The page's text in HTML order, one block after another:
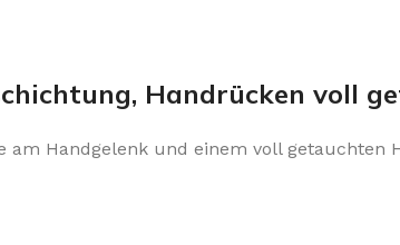
Handrücken voll
Handgelenk und einem voll getauchten